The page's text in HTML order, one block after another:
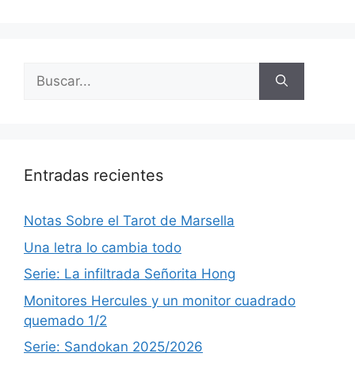
Buscar:
Entradas recientes
Notas Sobre el Tarot de Marsella
Una letra lo cambia todo
Serie: La infiltrada Señorita Hong
Monitores Hercules y un monitor cuadrado
quemado 1/2
Serie: Sandokan 2025/2026